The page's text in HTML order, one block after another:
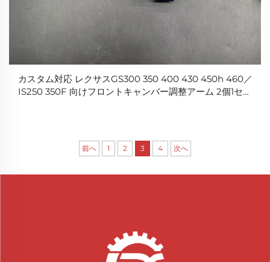
カスタム対応 レクサスGS300 350 400 430 450h 460／
IS250 350F 向けフロントキャンバー調整アーム 2個1セッ
前へ 1 2 3 4 次へ